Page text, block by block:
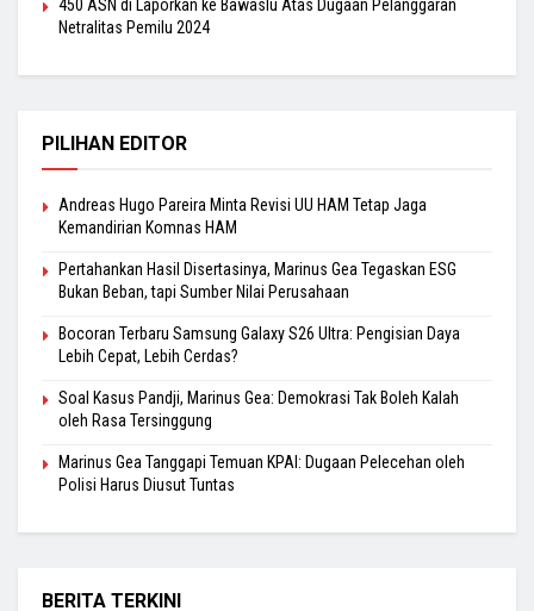
450 ASN di Laporkan ke Bawaslu Atas Dugaan Pelanggaran
Netralitas Pemilu 2024
PILIHAN EDITOR
Andreas Hugo Pareira Minta Revisi UU HAM Tetap Jaga
Kemandirian Komnas HAM
Pertahankan Hasil Disertasinya, Marinus Gea Tegaskan ESG
Bukan Beban, tapi Sumber Nilai Perusahaan
Bocoran Terbaru Samsung Galaxy S26 Ultra: Pengisian Daya
Lebih Cepat, Lebih Cerdas?
Soal Kasus Pandji, Marinus Gea: Demokrasi Tak Boleh Kalah
oleh Rasa Tersinggung
Marinus Gea Tanggapi Temuan KPAI: Dugaan Pelecehan oleh
Polisi Harus Diusut Tuntas
BERITA TERKINI